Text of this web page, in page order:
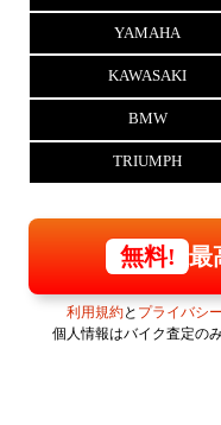
YAMAHA
KAWASAKI
BMW
TRIUMPH
無料! 最
利用規約と プライバシ
個人情報はバイク査定の